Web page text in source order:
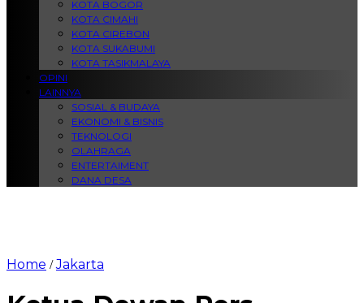
KOTA BOGOR
KOTA CIMAHI
KOTA CIREBON
KOTA SUKABUMI
KOTA TASIKMALAYA
OPINI
LAINNYA
SOSIAL & BUDAYA
EKONOMI & BISNIS
TEKNOLOGI
OLAHRAGA
ENTERTAIMENT
DANA DESA
Home /Jakarta